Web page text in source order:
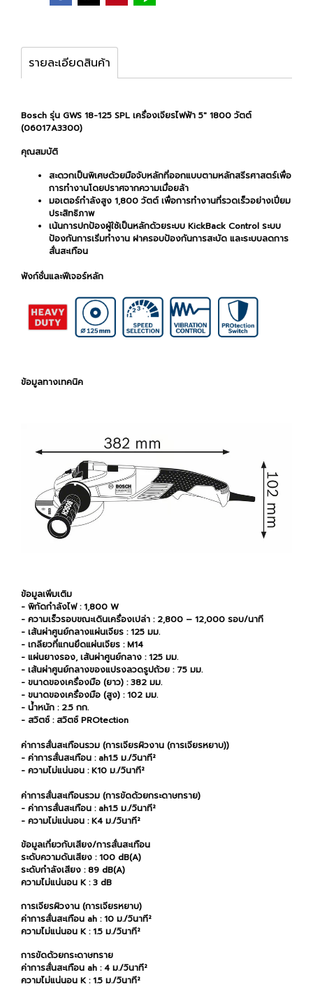
รายละเอียดสินค้า
Bosch รุ่น GWS 18-125 SPL เครื่องเจียรไฟฟ้า 5" 1800 วัตต์
(06017A3300)
คุณสมบัติ
สะดวกเป็นพิเศษด้วยมือจับหลักที่ออกแบบตามหลักสรีรศาสตร์เพื่อ
การทำงานโดยปราศจากความเมื่อยล้า
มอเตอร์กำลังสูง 1,800 วัตต์ เพื่อการทำงานที่รวดเร็วอย่างเปี่ยม
ประสิทธิภาพ
เน้นการปกป้องผู้ใช้เป็นหลักด้วยระบบ KickBack Control ระบบ
ป้องกันการเริ่มทำงาน ฝาครอบป้องกันการสะบัด และระบบลดการ
สั่นสะเทือน
ฟังก์ชั่นและฟีเจอร์หลัก
ข้อมูลทางเทคนิค
ข้อมูลเพิ่มเติม
- พิกัดกำลังไฟ : 1,800 W
- ความเร็วรอบขณะเดินเครื่องเปล่า : 2,800 – 12,000 รอบ/นาที
- เส้นผ่าศูนย์กลางแผ่นเจียร : 125 มม.
- เกลียวที่แกนยึดแผ่นเจียร : M14
- แผ่นยางรอง, เส้นผ่าศูนย์กลาง : 125 มม.
- เส้นผ่าศูนย์กลางของแปรงลวดรูปถ้วย : 75 มม.
- ขนาดของเครื่องมือ (ยาว) : 382 มม.
- ขนาดของเครื่องมือ (สูง) : 102 มม.
- น้ำหนัก : 2.5 กก.
- สวิตช์ : สวิตช์ PROtection
ค่าการสั่นสะเทือนรวม (การเจียรผิวงาน (การเจียรหยาบ))
- ค่าการสั่นสะเทือน : ah1.5 ม./วินาที²
- ความไม่แน่นอน : K10 ม./วินาที²
ค่าการสั่นสะเทือนรวม (การขัดด้วยกระดาษทราย)
- ค่าการสั่นสะเทือน : ah1.5 ม./วินาที²
- ความไม่แน่นอน : K4 ม./วินาที²
ข้อมูลเกี่ยวกับเสียง/การสั่นสะเทือน
ระดับความดันเสียง : 100 dB(A)
ระดับกำลังเสียง : 89 dB(A)
ความไม่แน่นอน K : 3 dB
การเจียรผิวงาน (การเจียรหยาบ)
ค่าการสั่นสะเทือน ah : 10 ม./วินาที²
ความไม่แน่นอน K : 1.5 ม./วินาที²
การขัดด้วยกระดาษทราย
ค่าการสั่นสะเทือน ah : 4 ม./วินาที²
ความไม่แน่นอน K : 1.5 ม./วินาที²